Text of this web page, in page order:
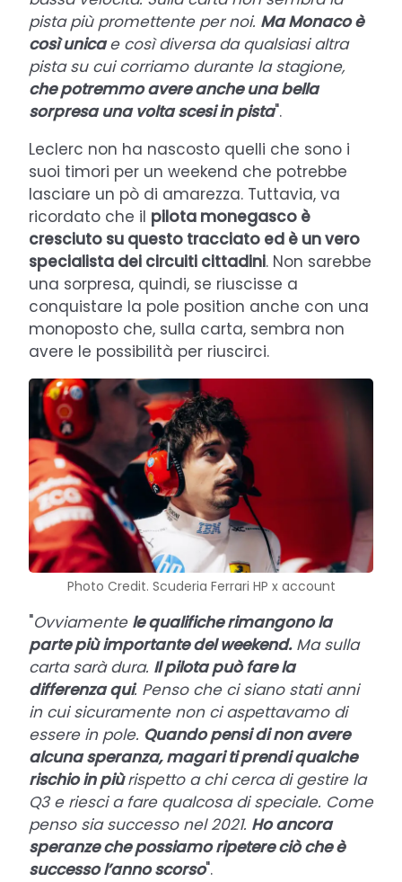
pista più promettente per noi. Ma Monaco è
così unicae così diversa da qualsiasi altra
pista su cui corriamo durante la stagione,
che potremmo avere anche una bella
sorpresa una volta scesi in pista".
Leclerc non ha nascosto quelli che sono i
suoi timori per un weekend che potrebbe
lasciare un pò di amarezza. Tuttavia, va
ricordato che il pilota monegasco è
cresciuto su questo tracciato ed è un vero
specialista dei circuiti cittadini. Non sarebbe
una sorpresa, quindi, se riuscisse a
conquistare la pole position anche con una
monoposto che, sulla carta, sembra non
avere le possibilità per riuscirci.
Photo Credit. Scuderia Ferrari HP x account
"Ovviamente le qualifiche rimangono la
parte più importante del weekend.Ma sulla
carta sarà dura. Il pilota può fare la
differenza qui. Penso che ci siano stati anni
in cui sicuramente non ci aspettavamo di
essere in pole. Quando pensi di non avere
alcuna speranza, magari ti prendi qualche
rischio in piùrispetto a chi cerca di gestire la
Q3 e riesci a fare qualcosa di speciale. Come
penso sia successo nel 2021. Ho ancora
speranze che possiamo ripetere ciò che è
successo l’anno scorso".